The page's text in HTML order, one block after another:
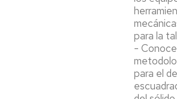
para la
-
para el